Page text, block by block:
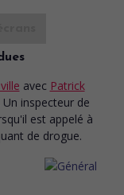
avec Patrick
Un inspecteur de
est appelé à
de drogue.